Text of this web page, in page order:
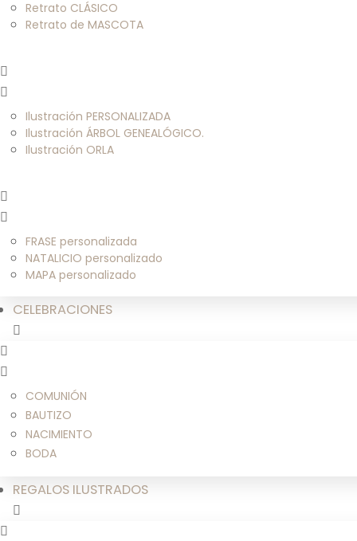
Retrato CLÁSICO
Retrato de MASCOTA
Ilustración PERSONALIZADA
Ilustración ÁRBOL GENEALÓGICO.
Ilustración ORLA
FRASE personalizada
NATALICIO personalizado
MAPA personalizado
CELEBRACIONES
COMUNIÓN
BAUTIZO
NACIMIENTO
BODA
REGALOS ILUSTRADOS